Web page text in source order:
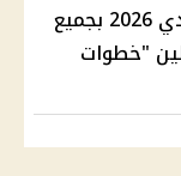
موعد ظهور نتيجة الصف الثالث الإعدادي 2026 بجميع
من 5 محافظين "خطوات